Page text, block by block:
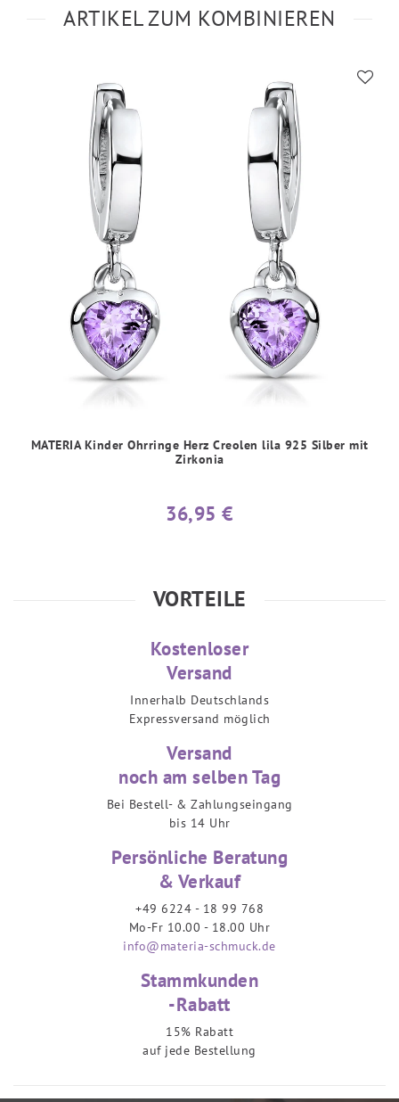
ARTIKEL ZUM KOMBINIEREN
MATERIA Kinder Ohrringe Herz Creolen lila 925 Silber mit
Zirkonia
36,95 €
VORTEILE
Kostenloser
Versand
Innerhalb Deutschlands
Expressversand möglich
Versand
noch am selben Tag
Bei Bestell- & Zahlungseingang
bis 14 Uhr
Persönliche Beratung
& Verkauf
+49 6224 - 18 99 768
Mo-Fr 10.00 - 18.00 Uhr
info@materia-schmuck.de
Stammkunden
-Rabatt
15% Rabatt
auf jede Bestellung